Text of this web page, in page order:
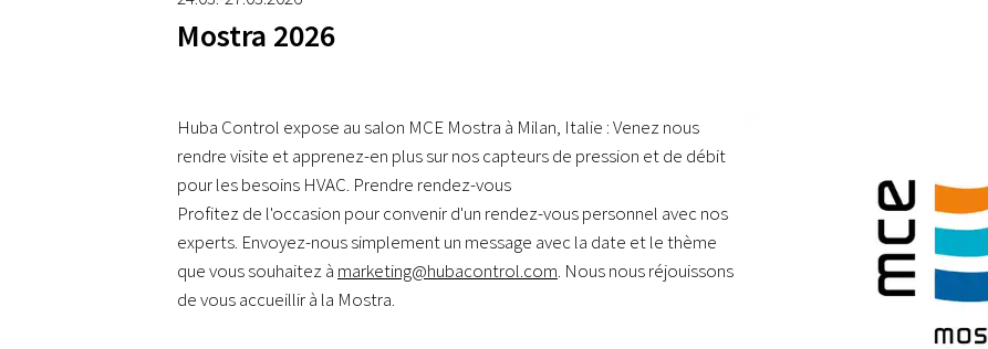
Mostra 2026
Huba Control expose au salon MCE Mostra à Milan, Italie : Venez nous
rendre visite et apprenez-en plus sur nos capteurs de pression et de débit
pour les besoins HVAC. Prendre rendez-vous
Profitez de l'occasion pour convenir d'un rendez-vous personnel avec nos
experts. Envoyez-nous simplement un message avec la date et le thème
que vous souhaitez à marketing@hubacontrol.com. Nous nous réjouissons
de vous accueillir à la Mostra.